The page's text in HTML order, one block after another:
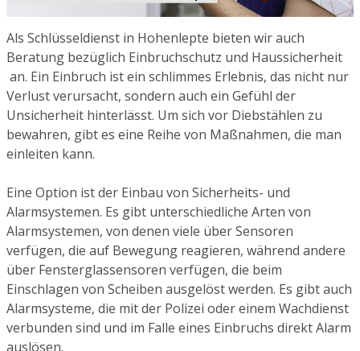
Als Schlüsseldienst in Hohenlepte bieten wir auch
Beratung bezüglich Einbruchschutz und Haussicherheit
an. Ein Einbruch ist ein schlimmes Erlebnis, das nicht nur
Verlust verursacht, sondern auch ein Gefühl der
Unsicherheit hinterlässt. Um sich vor Diebstählen zu
bewahren, gibt es eine Reihe von Maßnahmen, die man
einleiten kann.
Eine Option ist der Einbau von Sicherheits- und
Alarmsystemen. Es gibt unterschiedliche Arten von
Alarmsystemen, von denen viele über Sensoren
verfügen, die auf Bewegung reagieren, während andere
über Fensterglassensoren verfügen, die beim
Einschlagen von Scheiben ausgelöst werden. Es gibt auch
Alarmsysteme, die mit der Polizei oder einem Wachdienst
verbunden sind und im Falle eines Einbruchs direkt Alarm
auslösen.